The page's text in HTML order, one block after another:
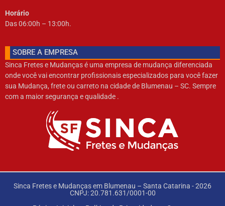
Horário
Das 06:00h – 13:00h.
SOBRE A EMPRESA​
Sinca Fretes e Mudanças é uma empresa de mudança diferenciada
onde você vai encontrar profissionais especializados para você fazer
sua Mudança, frete ou carreto na cidade de Blumenau – SC. Sempre
com a maior segurança e qualidade .
Sinca Fretes e Mudanças em Blumenau – Santa Catarina - 2026
CNPJ: 20.781.631/0001-00